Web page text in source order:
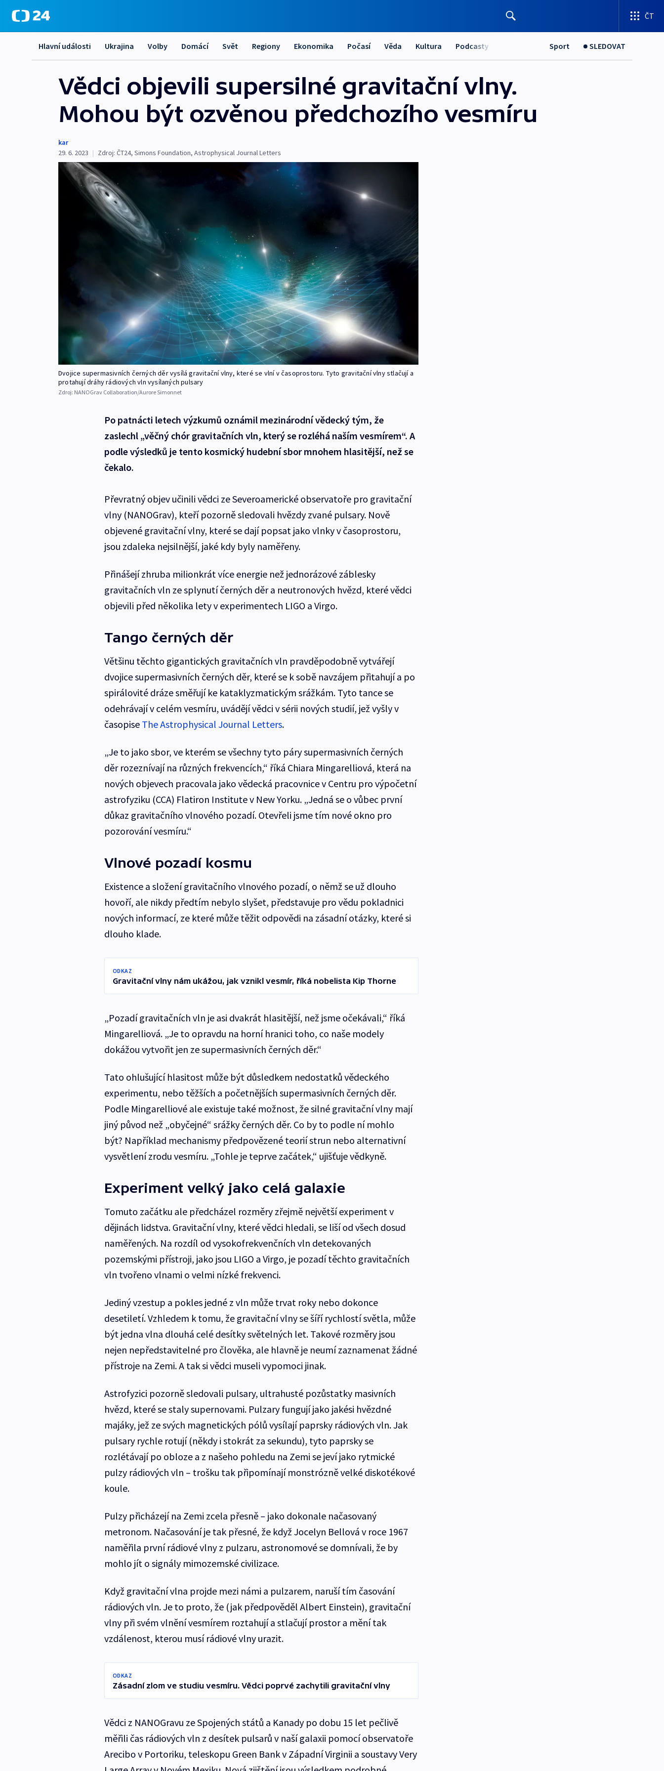
ČT
Hlavní události Ukrajina Volby Domácí Svět Regiony Ekonomika Počasí Věda Kultura Podcasty Sport SLEDOVAT
Vědci objevili supersilné gravitační vlny.
Mohou být ozvěnou předchozího vesmíru
kar
29. 6. 2023 | Zdroj: ČT24, Simons Foundation, Astrophysical Journal Letters
Dvojice supermasivních černých děr vysílá gravitační vlny, které se vlní v časoprostoru. Tyto gravitační vlny stlačují a
protahují dráhy rádiových vln vysílaných pulsary
Zdroj: NANOGrav Collaboration/Aurore Simonnet
Po patnácti letech výzkumů oznámil mezinárodní vědecký tým, že
zaslechl „věčný chór gravitačních vln, který se rozléhá naším vesmírem“. A
podle výsledků je tento kosmický hudební sbor mnohem hlasitější, než se
čekalo.
Převratný objev učinili vědci ze Severoamerické observatoře pro gravitační
vlny (NANOGrav), kteří pozorně sledovali hvězdy zvané pulsary. Nově
objevené gravitační vlny, které se dají popsat jako vlnky v časoprostoru,
jsou zdaleka nejsilnější, jaké kdy byly naměřeny.
Přinášejí zhruba milionkrát více energie než jednorázové záblesky
gravitačních vln ze splynutí černých děr a neutronových hvězd, které vědci
objevili před několika lety v experimentech LIGO a Virgo.
Tango černých děr
Většinu těchto gigantických gravitačních vln pravděpodobně vytvářejí
dvojice supermasivních černých děr, které se k sobě navzájem přitahují a po
spirálovité dráze směřují ke kataklyzmatickým srážkám. Tyto tance se
odehrávají v celém vesmíru, uvádějí vědci v sérii nových studií, jež vyšly v
časopise The Astrophysical Journal Letters.
„Je to jako sbor, ve kterém se všechny tyto páry supermasivních černých
děr rozeznívají na různých frekvencích,“ říká Chiara Mingarelliová, která na
nových objevech pracovala jako vědecká pracovnice v Centru pro výpočetní
astrofyziku (CCA) Flatiron Institute v New Yorku. „Jedná se o vůbec první
důkaz gravitačního vlnového pozadí. Otevřeli jsme tím nové okno pro
pozorování vesmíru.“
Vlnové pozadí kosmu
Existence a složení gravitačního vlnového pozadí, o němž se už dlouho
hovoří, ale nikdy předtím nebylo slyšet, představuje pro vědu pokladnici
nových informací, ze které může těžit odpovědi na zásadní otázky, které si
dlouho klade.
ODKAZ
Gravitační vlny nám ukážou, jak vznikl vesmír, říká nobelista Kip Thorne
„Pozadí gravitačních vln je asi dvakrát hlasitější, než jsme očekávali,“ říká
Mingarelliová. „Je to opravdu na horní hranici toho, co naše modely
dokážou vytvořit jen ze supermasivních černých děr.“
Tato ohlušující hlasitost může být důsledkem nedostatků vědeckého
experimentu, nebo těžších a početnějších supermasivních černých děr.
Podle Mingarelliové ale existuje také možnost, že silné gravitační vlny mají
jiný původ než „obyčejné“ srážky černých děr. Co by to podle ní mohlo
být? Například mechanismy předpovězené teorií strun nebo alternativní
vysvětlení zrodu vesmíru. „Tohle je teprve začátek,“ ujišťuje vědkyně.
Experiment velký jako celá galaxie
Tomuto začátku ale předcházel rozměry zřejmě největší experiment v
dějinách lidstva. Gravitační vlny, které vědci hledali, se liší od všech dosud
naměřených. Na rozdíl od vysokofrekvenčních vln detekovaných
pozemskými přístroji, jako jsou LIGO a Virgo, je pozadí těchto gravitačních
vln tvořeno vlnami o velmi nízké frekvenci.
Jediný vzestup a pokles jedné z vln může trvat roky nebo dokonce
desetiletí. Vzhledem k tomu, že gravitační vlny se šíří rychlostí světla, může
být jedna vlna dlouhá celé desítky světelných let. Takové rozměry jsou
nejen nepředstavitelné pro člověka, ale hlavně je neumí zaznamenat žádné
přístroje na Zemi. A tak si vědci museli vypomoci jinak.
Astrofyzici pozorně sledovali pulsary, ultrahusté pozůstatky masivních
hvězd, které se staly supernovami. Pulzary fungují jako jakési hvězdné
majáky, jež ze svých magnetických pólů vysílají paprsky rádiových vln. Jak
pulsary rychle rotují (někdy i stokrát za sekundu), tyto paprsky se
rozlétávají po obloze a z našeho pohledu na Zemi se jeví jako rytmické
pulzy rádiových vln – trošku tak připomínají monstrózně velké diskotékové
koule.
Pulzy přicházejí na Zemi zcela přesně – jako dokonale načasovaný
metronom. Načasování je tak přesné, že když Jocelyn Bellová v roce 1967
naměřila první rádiové vlny z pulzaru, astronomové se domnívali, že by
mohlo jít o signály mimozemské civilizace.
Když gravitační vlna projde mezi námi a pulzarem, naruší tím časování
rádiových vln. Je to proto, že (jak předpověděl Albert Einstein), gravitační
vlny při svém vlnění vesmírem roztahují a stlačují prostor a mění tak
vzdálenost, kterou musí rádiové vlny urazit.
ODKAZ
Zásadní zlom ve studiu vesmíru. Vědci poprvé zachytili gravitační vlny
Vědci z NANOGravu ze Spojených států a Kanady po dobu 15 let pečlivě
měřili čas rádiových vln z desítek pulsarů v naší galaxii pomocí observatoře
Arecibo v Portoriku, teleskopu Green Bank v Západní Virginii a soustavy Very